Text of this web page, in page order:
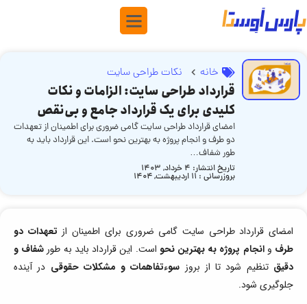
خانه نکات طراحی سایت
قرارداد طراحی سایت: الزامات و نکات
کلیدی برای یک قرارداد جامع و بی‌نقص
امضای قرارداد طراحی سایت گامی ضروری برای اطمینان از تعهدات
دو طرف و انجام پروژه به بهترین نحو است. این قرارداد باید به
طور شفاف…
تاریخ انتشار:
بروزرسانی : ۱۱ اردیبهشت, ۱۴۰۴
امضای قرارداد طراحی سایت گامی ضروری برای اطمینان از تعهدات دو
طرف وانجام پروژه به بهترین نحو است. این قرارداد باید به طور شفاف و
دقیق تنظیم شود تا از بروز سوءتفاهمات و مشکلات حقوقی در آینده
جلوگیری شود.